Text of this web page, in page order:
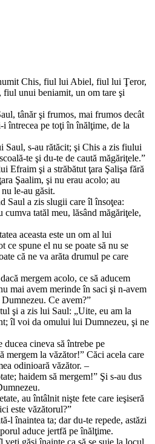
Chis, fiul lui Abiel, fiul lui Ţeror,
unui beniamit, un om tare şi
tânăr şi frumos, mai frumos decât
întrecea pe toţi în înălţime, de la
Saul, s-au rătăcit; şi Chis a zis fiului
te şi du-te de caută măgăriţele.”
Efraim şi a străbătut ţara Şalişa fără
Şaalim, şi nu erau acolo; au
le-au găsit.
Saul a zis slugii care îl însoţea:
cumva tatăl meu, lăsând măgăriţele,
aceasta este un om al lui
ce spune el nu se poate să nu se
că ne va arăta drumul pe care
mergem acolo, ce să aducem
mai avem merinde în saci şi n-avem
Ce avem?”
şi a zis lui Saul: „Uite, eu am la
îl voi da omului lui Dumnezeu, şi ne
cineva să întrebe pe
mergem la văzător!” Căci acela care
odinioară văzător. –
haidem să mergem!” Şi s-au dus
au întâlnit nişte fete care ieşiseră
este văzătorul?”
l înaintea ta; dar du-te repede, astăzi
aduce jertfă pe înălţime.